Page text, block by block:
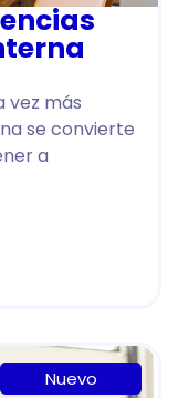
vez más
se convierte
a
Nuevo